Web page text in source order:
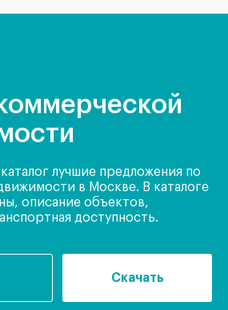
лучшие предложения по
в Москве. В каталоге
описание объектов,
доступность.
Скачать